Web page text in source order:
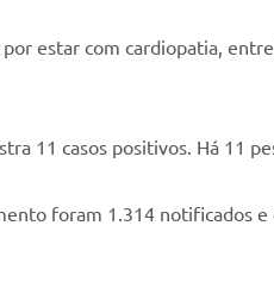
estar com cardiopatia,
11 casos positivos. Há 11
foram 1.314 notificados e